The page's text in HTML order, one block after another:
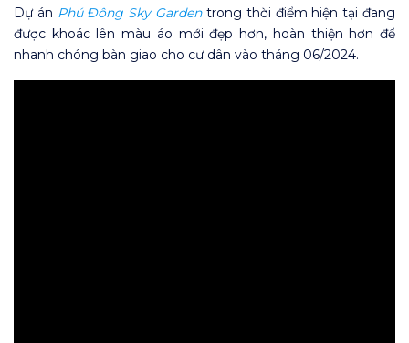
Dự án Phú Đông Sky Gardentrong thời điểm hiện tại đang
được khoác lên màu áo mới đẹp hơn, hoàn thiện hơn để
nhanh chóng bàn giao cho cư dân vào tháng 06/2024.